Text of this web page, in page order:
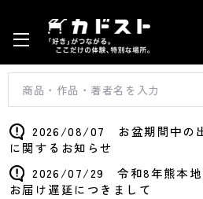
2026/08/07 お盆期間中の
に関するお知らせ
2026/07/29 令和8年熊本地
お届け遅延につきまして